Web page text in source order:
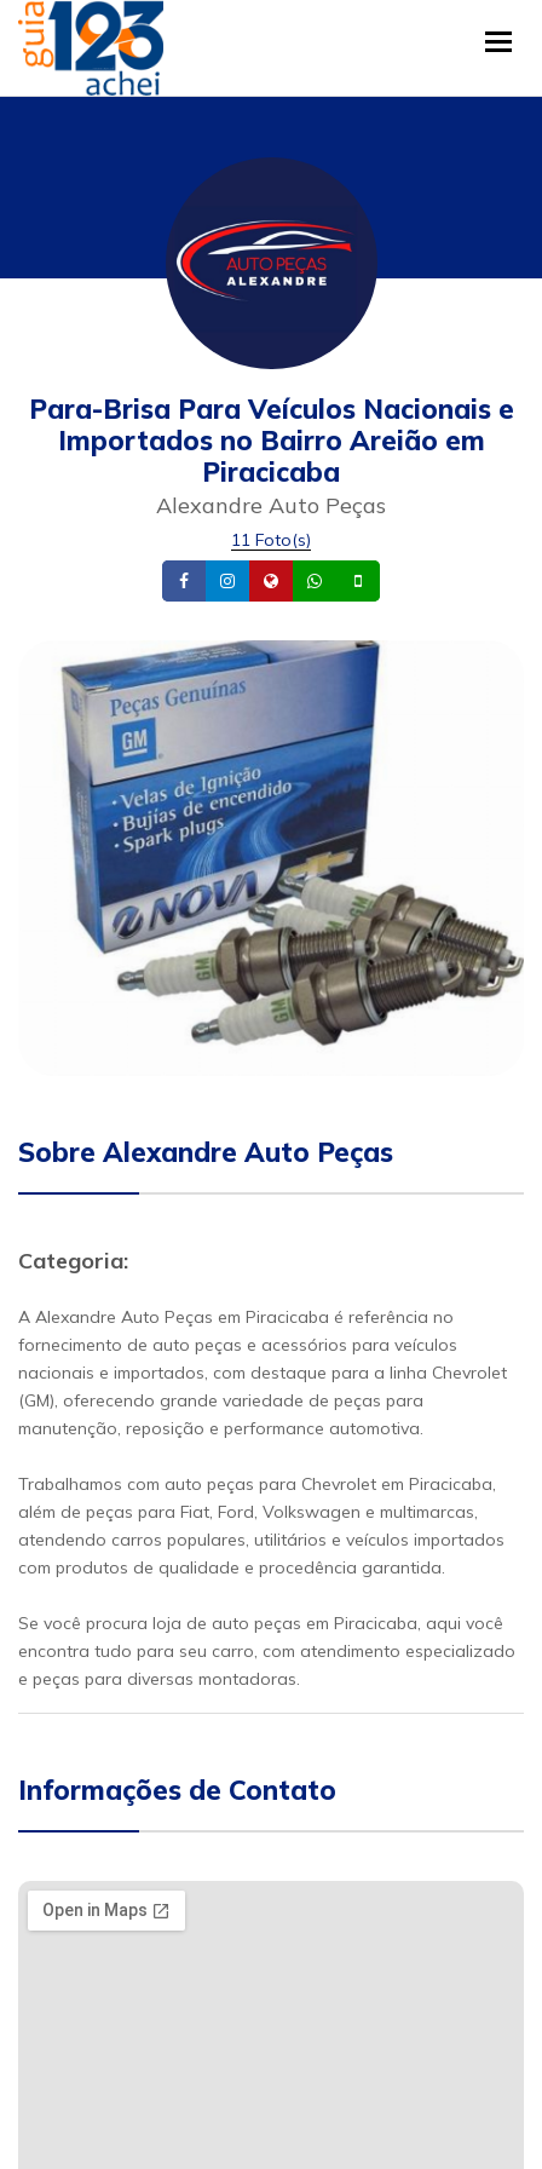
Para-Brisa Para Veículos Nacionais e
Importados no Bairro Areião em
Piracicaba
Alexandre Auto Peças
11 Foto(s)
FacebookInstagram
Site Whatsapp
Sobre Alexandre Auto Peças
Categoria:
A Alexandre Auto Peças em Piracicaba é referência no
fornecimento de auto peças e acessórios para veículos
nacionais e importados, com destaque para a linha Chevrolet
(GM), oferecendo grande variedade de peças para
manutenção, reposição e performance automotiva.
Trabalhamos com auto peças para Chevrolet em Piracicaba,
além de peças para Fiat, Ford, Volkswagen e multimarcas,
atendendo carros populares, utilitários e veículos importados
com produtos de qualidade e procedência garantida.
Se você procura loja de auto peças em Piracicaba, aqui você
encontra tudo para seu carro, com atendimento especializado
e peças para diversas montadoras.
Informações de Contato